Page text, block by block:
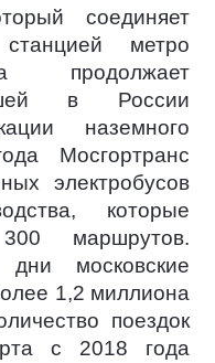
соединяет
метро
продолжает
в России
наземного
Мосгортранс
электробусов
которые
маршрутов.
московские
1,2 миллиона
поездок
с 2018 года